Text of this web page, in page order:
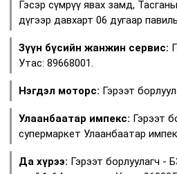
Гэсэр сүмрүү явах замд,
дүгээр давхарт 06 дугаар
Зүүн бүсийн жанжин сервис:
Утас: 89668001.
Нэгдэл моторс: Гэрээт
Улаанбаатар импекс: Гэрээт
супермаркет Улаанбаатар
Да хүрээ: Гэрээт борлуулагч -